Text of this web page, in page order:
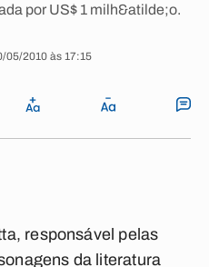
por US$ 1 milh&atilde;o.
05/2010 às 17:15
responsável pelas
da literatura